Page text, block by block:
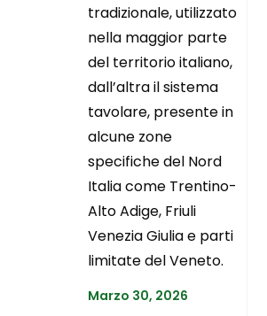
tradizionale, utilizzato
nella maggior parte
del territorio italiano,
dall’altra il sistema
tavolare, presente in
alcune zone
specifiche del Nord
Italia come Trentino-
Alto Adige, Friuli
Venezia Giulia e parti
limitate del Veneto.
Marzo 30, 2026